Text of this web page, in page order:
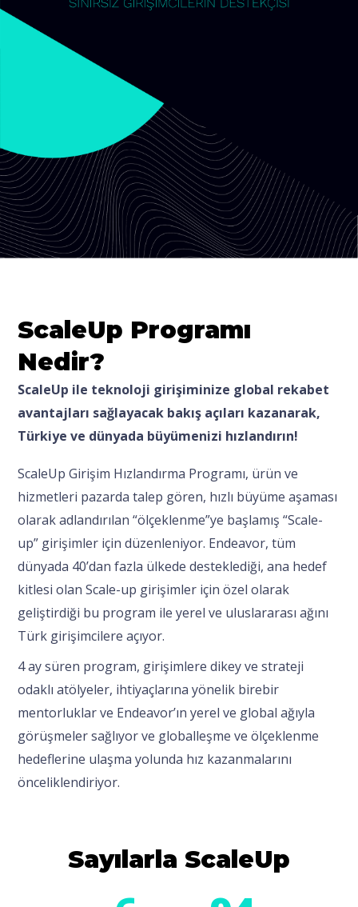
ScaleUp Programı
Nedir?
ScaleUp ile teknoloji girişiminize global rekabet
avantajları sağlayacak bakış açıları kazanarak,
Türkiye ve dünyada büyümenizi hızlandırın!
ScaleUp Girişim Hızlandırma Programı, ürün ve
hizmetleri pazarda talep gören, hızlı büyüme aşaması
olarak adlandırılan “ölçeklenme”ye başlamış “Scale-
up” girişimler için düzenleniyor. Endeavor, tüm
dünyada 40’dan fazla ülkede desteklediği, ana hedef
kitlesi olan Scale-up girişimler için özel olarak
geliştirdiği bu program ile yerel ve uluslararası ağını
Türk girişimcilere açıyor.
4 ay süren program, girişimlere dikey ve strateji
odaklı atölyeler, ihtiyaçlarına yönelik birebir
mentorluklar ve Endeavor’ın yerel ve global ağıyla
görüşmeler sağlıyor ve globalleşme ve ölçeklenme
hedeflerine ulaşma yolunda hız kazanmalarını
önceliklendiriyor.
Sayılarla ScaleUp